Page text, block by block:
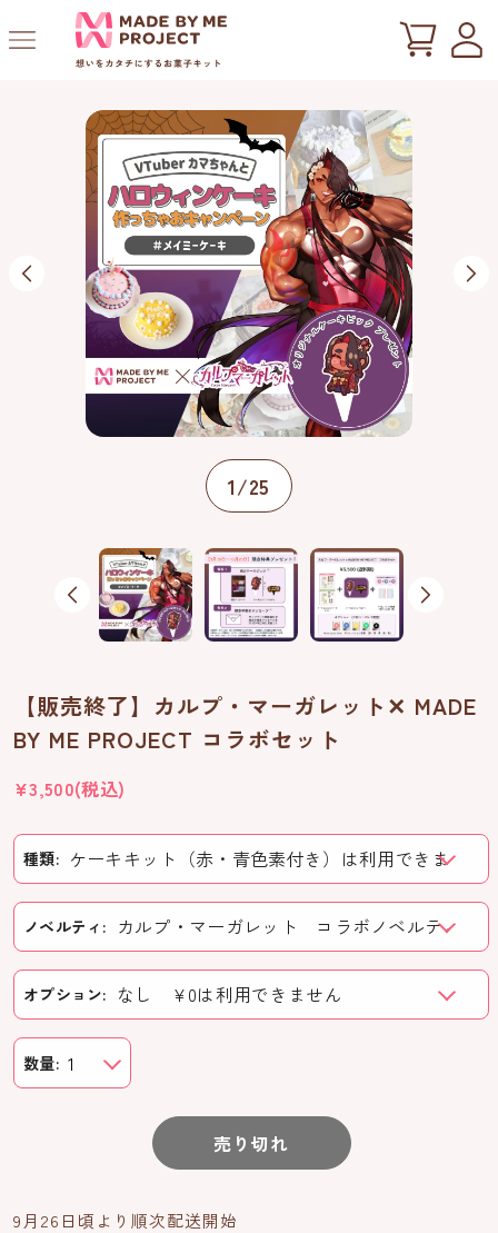
に
1/の
25
【販売終了】カルプ・マーガレット✕ MADE
BY ME PROJECT コラボセット
通
価
格
¥3,500(税込)
種類:
ノベルティ:
オプション:
数量:
売り切れ
9月26日頃より順次配送開始